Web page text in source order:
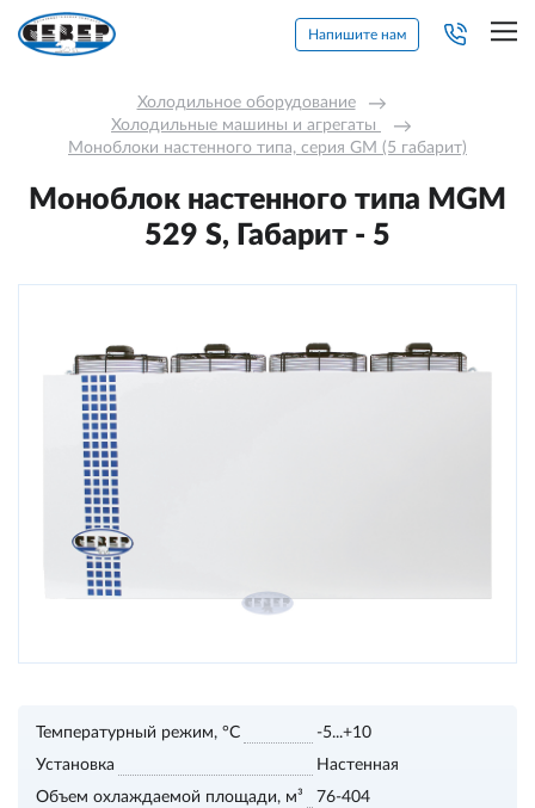
Напишите нам
Холодильное оборудование →
Холодильные машины и агрегаты →
Моноблоки настенного типа, серия GM (5 габарит)
Моноблок настенного типа MGМ
529 S, Габарит - 5
Температурный режим, °С
-5...+10
Установка
Настенная
Объем охлаждаемой площади, м³
76-404